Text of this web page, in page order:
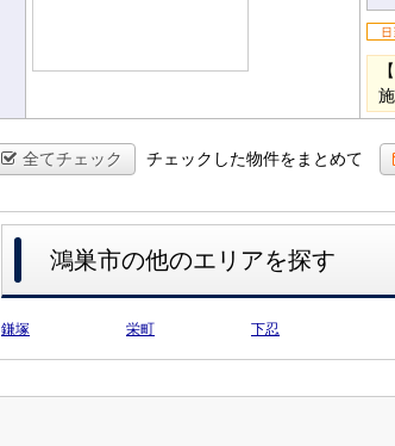
全てチェック チェックした物件をまとめて
鴻巣市の他のエリアを探す
鎌塚 栄町 下忍